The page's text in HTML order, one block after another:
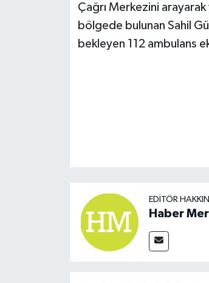
Çağrı Merkezini arayarak
bölgede bulunan Sahil
bekleyen 112 ambulans
EDITÖR
Haber